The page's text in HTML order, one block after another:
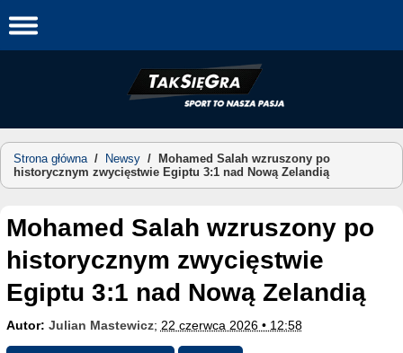
to
Strona główna/ Newsy /
Mohamed Salah wzruszony po
historycznym zwycięstwie Egiptu 3:1 nad Nową Zelandią
Mohamed Salah wzruszony po
historycznym zwycięstwie
Egiptu 3:1 nad Nową Zelandią
Autor: Julian Mastewicz; 22 czerwca 2026 • 12:58